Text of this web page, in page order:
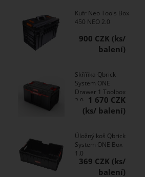
Kufr Neo Tools Box
450 NEO 2.0
900 CZK
Skříňka Qbrick
System ONE
Drawer 1 Toolbox
2.0
1 670 CZK
Úložný koš Qbrick
System ONE Box
1.0
369 CZK